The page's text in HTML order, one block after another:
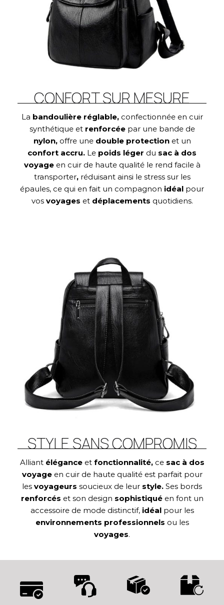
CONFORT SUR MESURE
La bandoulière réglable,confectionnée en cuir
synthétique et renforcéepar une bande de
nylon,offre une double protectionet un
confort accru. Le poids léger du sac à dos
voyage en cuir de haute qualité le rend facile à
transporter,réduisant ainsi le stress sur les
épaules, ce qui en fait un compagnon idéal pour
vos voyages et déplacements quotidiens.
STYLE SANS COMPROMIS
Alliant éléganceet fonctionnalité,ce sac à dos
voyage en cuir de haute qualité est parfait pour
les voyageurs soucieux de leur style. Ses bords
renforcés et son design sophistiquéen font un
accessoire de mode distinctif, idéalpour les
environnements professionnels ou les
voyages.